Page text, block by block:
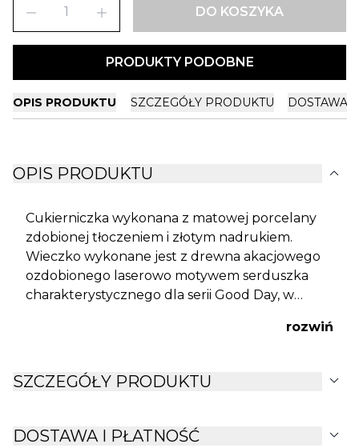
remove add DO KOSZYKA
PRODUKTY PODOBNE
OPIS PRODUKTU SZCZEGÓŁY PRODUKTU DOSTAWA
OPIS PRODUKTU expand_more
Cukierniczka wykonana z matowej porcelany
zdobionej tłoczeniem i złotym nadrukiem.
Wieczko wykonane jest z drewna akacjowego
ozdobionego laserowo motywem serduszka
charakterystycznego dla serii Good Day, w
rozwiń
SZCZEGÓŁY PRODUKTU expand_more
DOSTAWA I PŁATNOŚĆ expand_more